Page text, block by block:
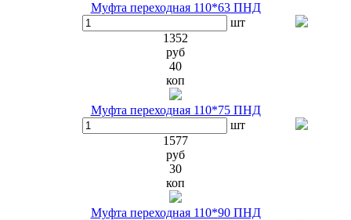
Муфта переходная 110*63 ПНД
шт
1352
руб
40
коп
Муфта переходная 110*75 ПНД
шт
1577
руб
30
коп
Муфта переходная 110*90 ПНД